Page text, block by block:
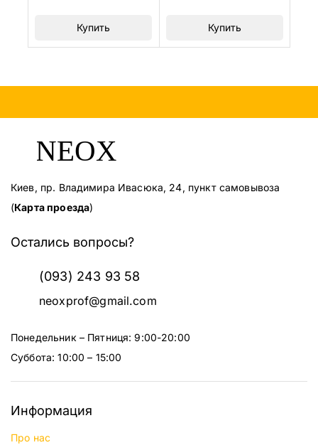
Купить Купить
Киев, пр. Владимира Ивасюка, 24, пункт самовывоза
(Карта проезда)
Остались вопросы?
(093) 243 93 58
neoxprof@gmail.com
Понедельник – Пятниця: 9:00-20:00
Суббота: 10:00 – 15:00
Информация
Про нас